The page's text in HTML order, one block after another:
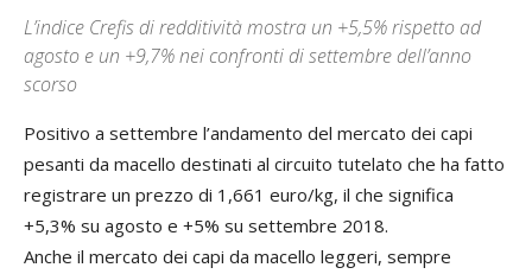
L’indice Crefis di redditività mostra un +5,5% rispetto ad
agosto e un +9,7% nei confronti di settembre dell’anno
scorso
Positivo a settembre l’andamento del mercato dei capi
pesanti da macello destinati al circuito tutelato che ha fatto
registrare un prezzo di 1,661 euro/kg, il che significa
+5,3% su agosto e +5% su settembre 2018.
Anche il mercato dei capi da macello leggeri, sempre